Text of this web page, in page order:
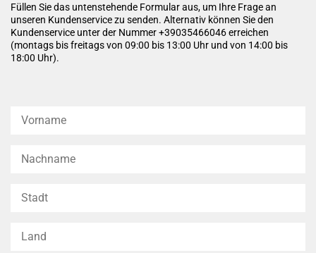
Füllen Sie das untenstehende Formular aus, um Ihre Frage an
unseren Kundenservice zu senden. Alternativ können Sie den
Kundenservice unter der Nummer +39035466046 erreichen
(montags bis freitags von 09:00 bis 13:00 Uhr und von 14:00 bis
18:00 Uhr).